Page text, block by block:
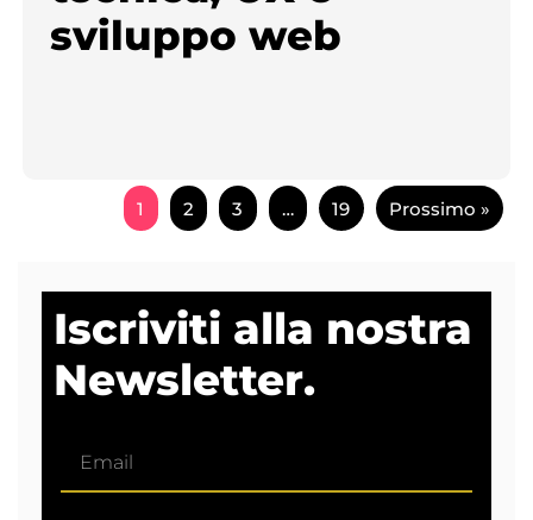
sviluppo web
1 2 3 … 19 Prossimo »
Iscriviti alla nostra
Newsletter.